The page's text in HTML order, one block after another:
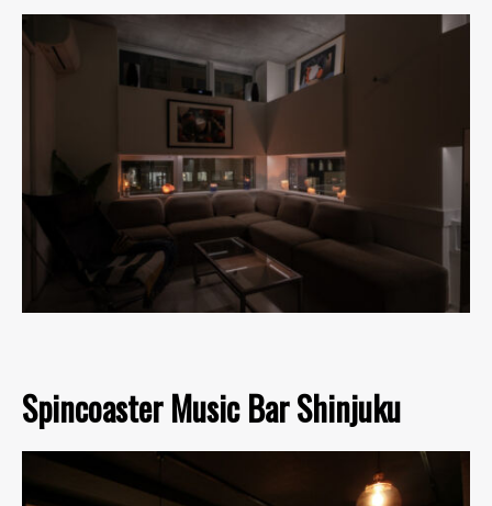
Spincoaster Music Bar Shinjuku